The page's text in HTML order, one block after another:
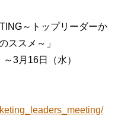
～トップリーダーか
ススメ～」
3月16日（水）